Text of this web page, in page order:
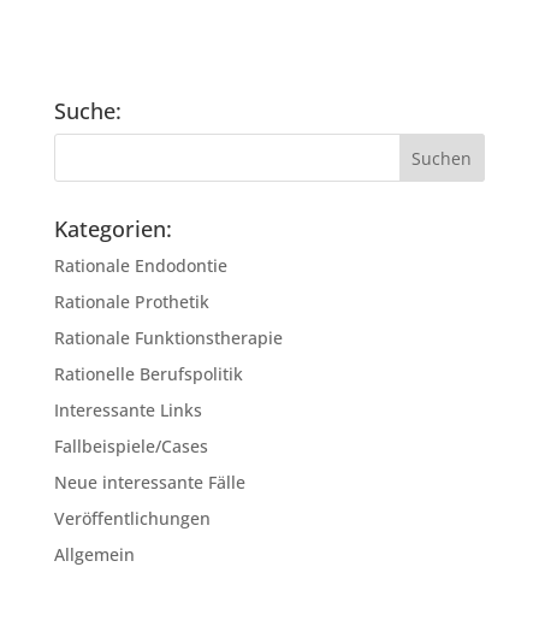
Suche:
Kategorien:
Rationale Endodontie
Rationale Prothetik
Rationale Funktionstherapie
Rationelle Berufspolitik
Interessante Links
Fallbeispiele/Cases
Neue interessante Fälle
Veröffentlichungen
Allgemein